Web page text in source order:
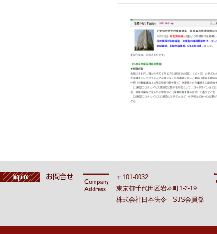
〒101-0032
東京都千代田区岩本町1-2-19
株式会社日本法令 SJS会員係